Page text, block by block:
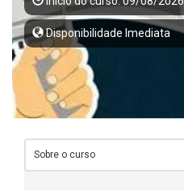
Disponibilidade Imediata